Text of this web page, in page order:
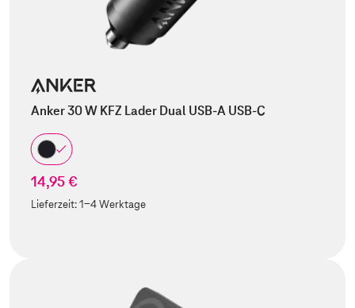
Anker 30 W KFZ Lader Dual USB-A USB-C
14,95 €
Lieferzeit:1-4 Werktage